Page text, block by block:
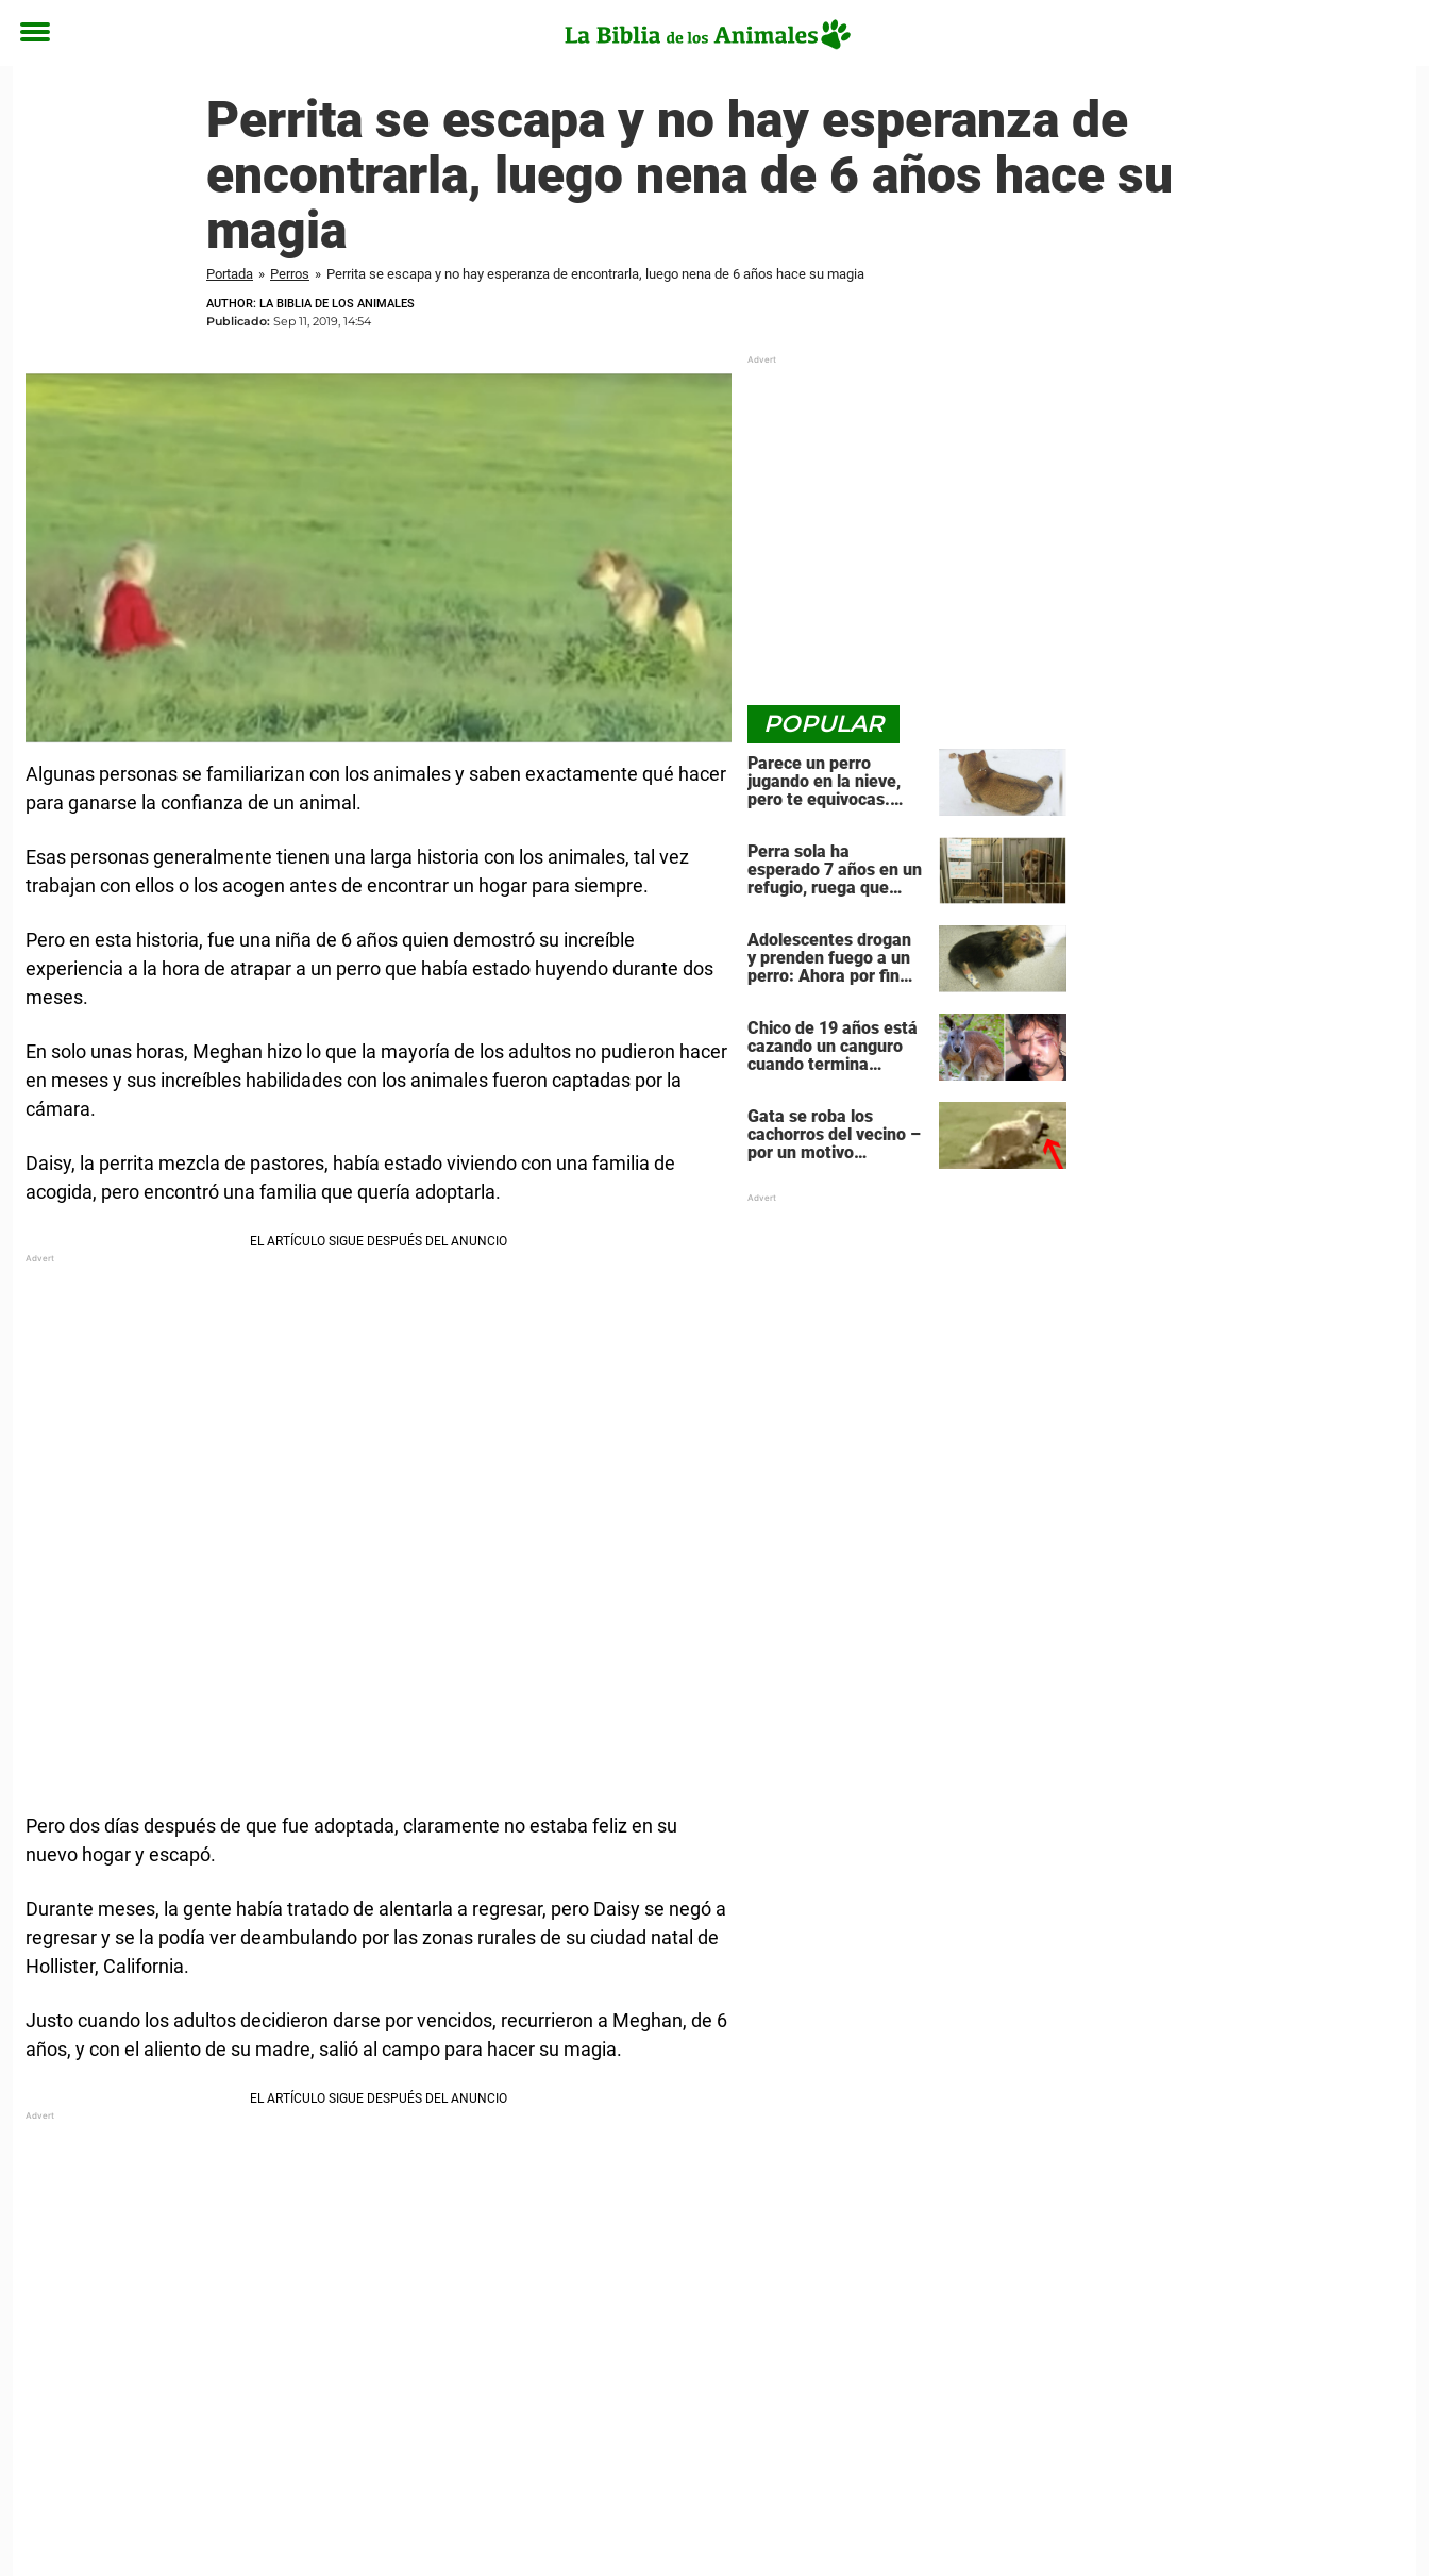
Toggle
Perrita se escapa y no hay esperanza de
encontrarla, luego nena de 6 años hace su
magia
Portada » Perros » Perrita se escapa y no hay esperanza de encontrarla, luego nena de 6 años hace su magia
AUTHOR: LA BIBLIA DE LOS ANIMALES
Publicado: Sep 11, 2019, 14:54
Algunas personas se familiarizan con los animales y saben exactamente qué hacer
para ganarse la confianza de un animal.
Esas personas generalmente tienen una larga historia con los animales, tal vez
trabajan con ellos o los acogen antes de encontrar un hogar para siempre.
Pero en esta historia, fue una niña de 6 años quien demostró su increíble
experiencia a la hora de atrapar a un perro que había estado huyendo durante dos
meses.
En solo unas horas, Meghan hizo lo que la mayoría de los adultos no pudieron hacer
en meses y sus increíbles habilidades con los animales fueron captadas por la
cámara.
Daisy, la perrita mezcla de pastores, había estado viviendo con una familia de
acogida, pero encontró una familia que quería adoptarla.
Pero dos días después de que fue adoptada, claramente no estaba feliz en su
nuevo hogar y escapó.
Durante meses, la gente había tratado de alentarla a regresar, pero Daisy se negó a
regresar y se la podía ver deambulando por las zonas rurales de su ciudad natal de
Hollister, California.
Justo cuando los adultos decidieron darse por vencidos, recurrieron a Meghan, de 6
años, y con el aliento de su madre, salió al campo para hacer su magia.
POPULAR
Parece un perro
jugando en la nieve,
pero te equivocas.
vuelta!
Perra sola ha
esperado 7 años en un
refugio, ruega que
Adolescentes drogan
y prenden fuego a un
perro: Ahora por fin
Chico de 19 años está
cazando un canguro
cuando termina
Gata se roba los
cachorros del vecino –
por un motivo